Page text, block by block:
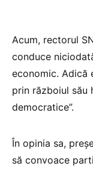
Acum, rectorul
conduce
economic. Adică
prin războiul său
democratice”.
În opinia sa,
să convoace